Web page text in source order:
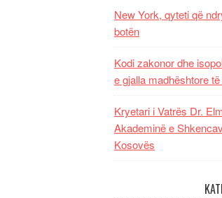
New York, qyteti që
botën
Kodi zakonor dhe
e gjalla madhështore
Kryetari i Vatrës Dr.
Akademinë e
Kosovës